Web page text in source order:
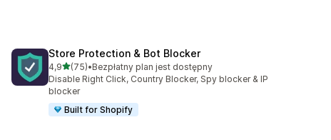
Store Protection & Bot Blocker
4,9na 5 gwiazdek
(75)
Łączna liczba recenzji: 75
•Bezpłatny plan jest dostępny
Disable Right Click, Country Blocker, Spy blocker & IP
blocker
Built for Shopify